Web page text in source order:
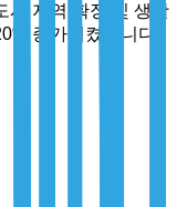
시 지역 확장 및 생활
증가시켰습니다.